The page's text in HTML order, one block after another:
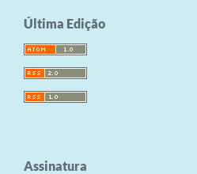
Última Edição
Assinatura